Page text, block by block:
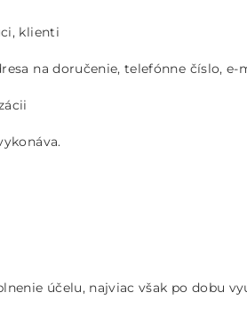
klienti
na doručenie, telefónne číslo, e-
účelu, najviac však po dobu